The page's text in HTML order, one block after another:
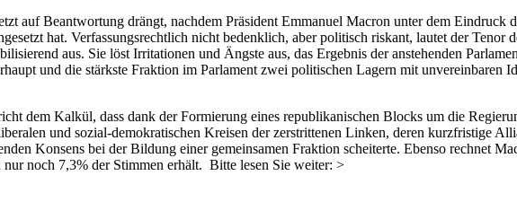
auf Beantwortung drängt, nachdem Präsident Emmanuel Macron unter dem Eindruck
hat. Verfassungsrechtlich nicht bedenklich, aber politisch riskant, lautet der Tenor
aus. Sie löst Irritationen und Ängste aus, das Ergebnis der anstehenden
und die stärkste Fraktion im Parlament zwei politischen Lagern mit unvereinbaren
dem Kalkül, dass dank der Formierung eines republikanischen Blocks um die
und sozial-demokratischen Kreisen der zerstrittenen Linken, deren kurzfristige
Konsens bei der Bildung einer gemeinsamen Fraktion scheiterte. Ebenso rechnet
noch 7,3% der Stimmen erhält. Bitte lesen Sie weiter: >